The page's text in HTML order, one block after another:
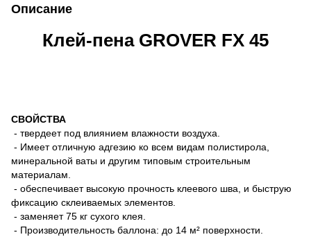
Описание
Клей-пена GROVER FX 45
СВОЙСТВА
- твердеет под влиянием влажности воздуха.
- Имеет отличную адгезию ко всем видам полистирола,
минеральной ваты и другим типовым строительным
материалам.
- обеспечивает высокую прочность клеевого шва, и быструю
фиксацию склеиваемых элементов.
- заменяет 75 кг сухого клея.
- Производительность баллона: до 14 м² поверхности.